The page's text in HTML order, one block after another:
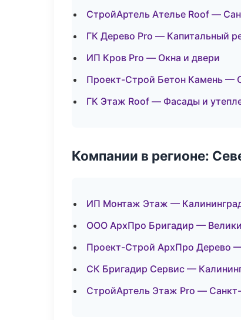
СтройАртель Ателье Roof —
ГК Дерево Pro — Капитальный
ИП Кров Pro — Окна и двери
Проект-Строй Бетон Камень —
ГК Этаж Roof — Фасады и
Компании в регионе:
ИП Монтаж Этаж —
ООО АрхПро Бригадир —
Проект-Строй АрхПро Дерево
СК Бригадир Сервис —
СтройАртель Этаж Pro —